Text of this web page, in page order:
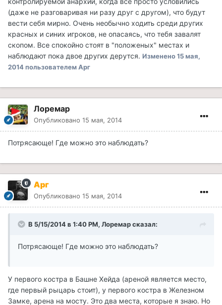
(даже не разговаривая ни разу друг с другом), что будут
вести себя мирно. Очень необычно ходить среди других
красных и синих игроков, не опасаясь, что тебя завалят
скопом. Все спокойно стоят в "положеных" местах и
наблюдают пока двое других дерутся. Изменено15 мая,
2014пользователем Арг
Лоремар
Опубликовано 15 мая, 2014
Потрясающе! Где можно это наблюдать?
Арг
Опубликовано 15 мая, 2014
В 5/15/2014 в 1:40 PM, Лоремар сказал:
Потрясающе! Где можно это наблюдать?
У первого костра в Башне Хейда (ареной является место,
где первый рыцарь стоит), у первого костра в Железном
Замке, арена на мосту. Это два места, которые я знаю. Но